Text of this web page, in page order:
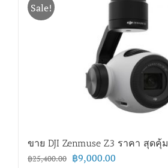
Sale!
ขาย DJI Zenmuse Z3 ราคา สุดคุ้ม
฿25,400.00 Original
฿9,000.00